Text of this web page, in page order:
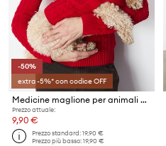
-50%
extra -5%* con codice OFF
Medicine maglione per animali domestici
Prezzo attuale:
9,90 €
Prezzo standard:19,90 €
Prezzo più basso:19,90 €